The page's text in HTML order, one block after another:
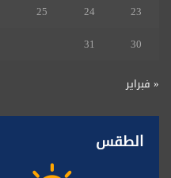
23
24
25
30
31
« فبراير
الطقس